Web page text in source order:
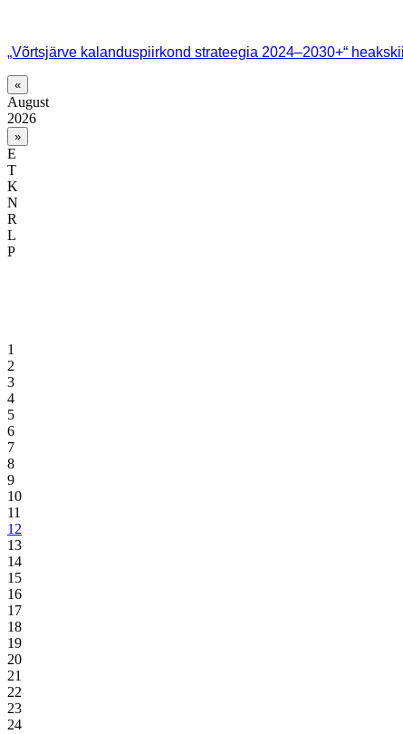
„Võrtsjärve kalanduspiirkond strateegia 2024–2030+“
«
August
2026
»
E
T
K
N
R
L
P
1
2
3
4
5
6
7
8
9
10
11
12
13
14
15
16
17
18
19
20
21
22
23
24